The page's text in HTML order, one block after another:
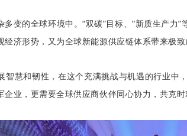
变的全球环境中。“双碳”目标、“新质生产
济形势，又为全球新能源供应链体系带来极
智慧和韧性，在这个充满挑战与机遇的行业
业，更需要全球供应商伙伴同心协力，共克时